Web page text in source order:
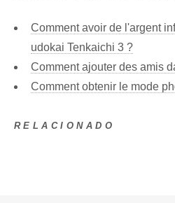
Comment avoir de l'argent
udokai Tenkaichi 3 ?
Comment ajouter des amis
Comment obtenir le mode
RELACIONADO